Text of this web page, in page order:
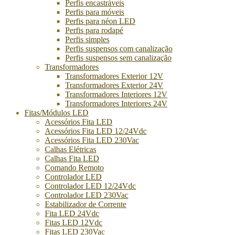
Perfis encastráveis
Perfis para móveis
Perfis para néon LED
Perfis para rodapé
Perfis simples
Perfis suspensos com canalização
Perfis suspensos sem canalização
Transformadores
Transformadores Exterior 12V
Transformadores Exterior 24V
Transformadores Interiores 12V
Transformadores Interiores 24V
Fitas/Módulos LED
Acessórios Fita LED
Acessórios Fita LED 12/24Vdc
Acessórios Fita LED 230Vac
Calhas Elétricas
Calhas Fita LED
Comando Remoto
Controlador LED
Controlador LED 12/24Vdc
Controlador LED 230Vac
Estabilizador de Corrente
Fita LED 24Vdc
Fitas LED 12Vdc
Fitas LED 230Vac